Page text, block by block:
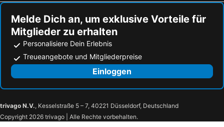
Melde Dich an, um exklusive Vorteile für
Mitglieder zu erhalten
Personalisiere Dein Erlebnis
Treueangebote und Mitgliederpreise
Einloggen
trivago N.V., Kesselstraße 5 – 7, 40221 Düsseldorf, Deutschland
Copyright 2026 trivago | Alle Rechte vorbehalten.